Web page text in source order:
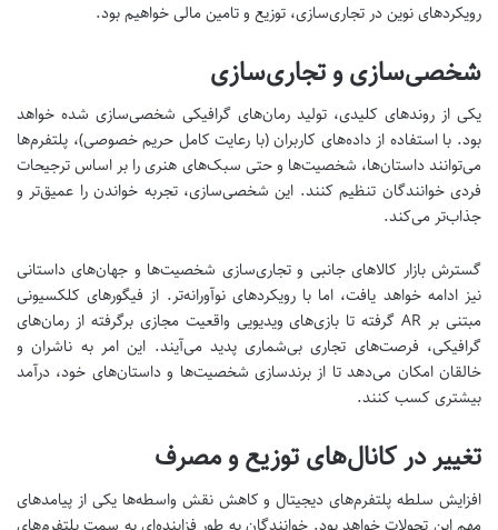
رویکردهای نوین در تجاری‌سازی، توزیع و تامین مالی خواهیم بود.
شخصی‌سازی و تجاری‌سازی
یکی از روندهای کلیدی، تولید رمان‌های گرافیکی شخصی‌سازی شده خواهد
بود. با استفاده از داده‌های کاربران (با رعایت کامل حریم خصوصی)، پلتفرم‌ها
می‌توانند داستان‌ها، شخصیت‌ها و حتی سبک‌های هنری را بر اساس ترجیحات
فردی خوانندگان تنظیم کنند. این شخصی‌سازی، تجربه خواندن را عمیق‌تر و
جذاب‌تر می‌کند.
گسترش بازار کالاهای جانبی و تجاری‌سازی شخصیت‌ها و جهان‌های داستانی
نیز ادامه خواهد یافت، اما با رویکردهای نوآورانه‌تر. از فیگورهای کلکسیونی
مبتنی بر AR گرفته تا بازی‌های ویدیویی واقعیت مجازی برگرفته از رمان‌های
گرافیکی، فرصت‌های تجاری بی‌شماری پدید می‌آیند. این امر به ناشران و
خالقان امکان می‌دهد تا از برندسازی شخصیت‌ها و داستان‌های خود، درآمد
بیشتری کسب کنند.
تغییر در کانال‌های توزیع و مصرف
افزایش سلطه پلتفرم‌های دیجیتال و کاهش نقش واسطه‌ها یکی از پیامدهای
مهم این تحولات خواهد بود. خوانندگان به طور فزاینده‌ای به سمت پلتفرم‌های